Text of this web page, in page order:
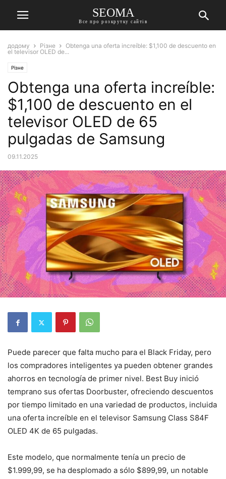
SEOMA
Все про розкрутку сайтів
додому Різне
Obtenga una oferta increíble: $1,100 de descuento en
el televisor OLED de...
Різне
Obtenga una oferta increíble:
$1,100 de descuento en el
televisor OLED de 65
pulgadas de Samsung
09.11.2025
Puede parecer que falta mucho para el Black Friday, pero
los compradores inteligentes ya pueden obtener grandes
ahorros en tecnología de primer nivel. Best Buy inició
temprano sus ofertas Doorbuster, ofreciendo descuentos
por tiempo limitado en una variedad de productos, incluida
una oferta increíble en el televisor Samsung Class S84F
OLED 4K de 65 pulgadas.
Este modelo, que normalmente tenía un precio de
$1.999,99, se ha desplomado a sólo $899,99, un notable